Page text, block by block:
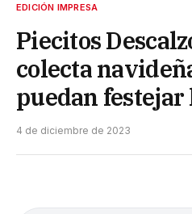
EDICIÓN IMPRESA
Piecitos
colecta
puedan festejar
4 de diciembre de 2023